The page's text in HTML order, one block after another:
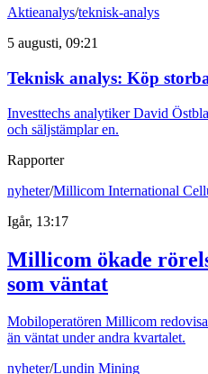
Aktieanalys/teknisk-analys
5 augusti, 09:21
Teknisk analys: Köp
Investtechs analytiker David
och säljstämplar en.
Rapporter
nyheter/Millicom International
Igår, 13:17
Millicom ökade
som väntat
Mobiloperatören Millicom
än väntat under andra kvartalet.
nyheter/Lundin Mining